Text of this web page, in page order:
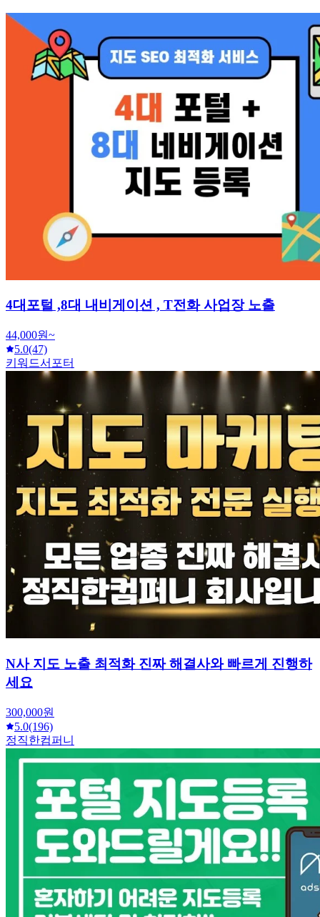
4대포털 ,8대 내비게이션 , T전화 사업장 노출
44,000원~
5.0(47)
키워드서포터
N사 지도 노출 최적화 진짜 해결사와 빠르게 진행하
세요
300,000원
5.0(196)
정직한컴퍼니